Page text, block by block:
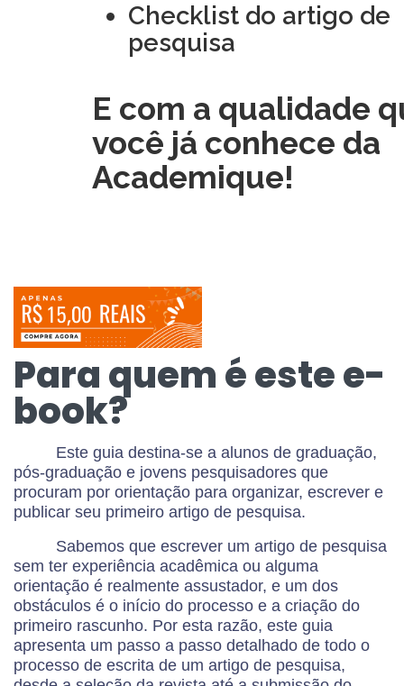
Checklist do artigo de
pesquisa
E com a qualidade
você já conhece da
Academique!
Para quem é este e-
book?
Este guia destina-se a alunos de graduação,
pós-graduação e jovens pesquisadores que
procuram por orientação para organizar, escrever e
publicar seu primeiro artigo de pesquisa.
Sabemos que escrever um artigo de pesquisa
sem ter experiência acadêmica ou alguma
orientação é realmente assustador, e um dos
obstáculos é o início do processo e a criação do
primeiro rascunho. Por esta razão, este guia
apresenta um passo a passo detalhado de todo o
processo de escrita de um artigo de pesquisa,